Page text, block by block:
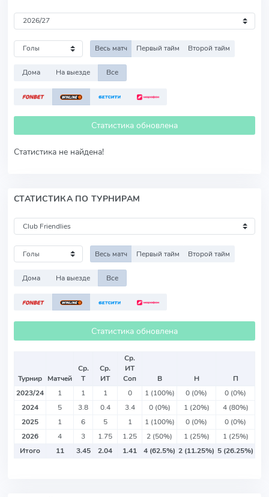
Весь матч Первый тайм Второй тайм
Дома На выезде Все
Статистика обновлена
Статистика не найдена!
СТАТИСТИКА ПО ТУРНИРАМ
Весь матч Первый тайм Второй тайм
Дома На выезде Все
Статистика обновлена
Турнир Матчей
Ср.
Т
Ср.
ИТ
Ср.
ИТ
Соп
В Н
П
2023/24
1 1 1 0 1 (100%) 0 (0%)
0 (0%)
2024
5 3.8 0.4 3.4 0 (0%) 1 (20%)
4 (80%)
2025
1 6 5 1 1 (100%) 0 (0%)
0 (0%)
2026
4 3 1.75 1.25 2 (50%) 1 (25%)
1 (25%)
Итого
11 3.45 2.04 1.41 4 (62.5%) 2 (11.25%) 5 (26.25%)